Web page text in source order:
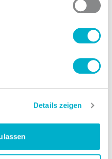
Details zeigen
Compute-Kosten
für den
meine
API-First-Ansatz.